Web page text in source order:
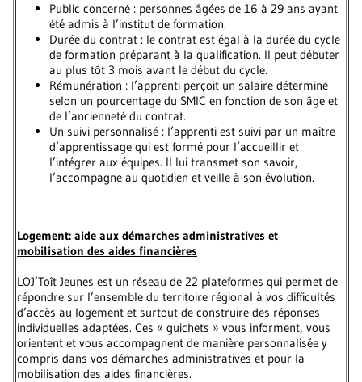
Public concerné : personnes âgées de 16 à 29 ans ayant
été admis à l’institut de formation.
Durée du contrat : le contrat est égal à la durée du cycle
de formation préparant à la qualification. Il peut débuter
au plus tôt 3 mois avant le début du cycle.
Rémunération : l’apprenti perçoit un salaire déterminé
selon un pourcentage du SMIC en fonction de son âge et
de l’ancienneté du contrat.
Un suivi personnalisé : l’apprenti est suivi par un maître
d’apprentissage qui est formé pour l’accueillir et
l’intégrer aux équipes. Il lui transmet son savoir,
l’accompagne au quotidien et veille à son évolution.
Logement: aide aux démarches administratives et
mobilisation des aides financières
LOJ’Toît Jeunes est un réseau de 22 plateformes qui permet de
répondre sur l’ensemble du territoire régional à vos difficultés
d’accès au logement et surtout de construire des réponses
individuelles adaptées. Ces « guichets » vous informent, vous
orientent et vous accompagnent de manière personnalisée y
compris dans vos démarches administratives et pour la
mobilisation des aides financières.